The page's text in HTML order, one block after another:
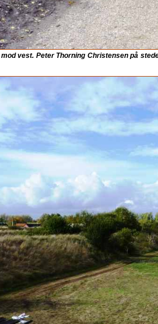
vest. Peter Thorning Christensen på